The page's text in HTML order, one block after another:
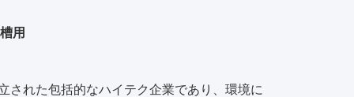
用
された包括的なハイテク企業であり、環境に